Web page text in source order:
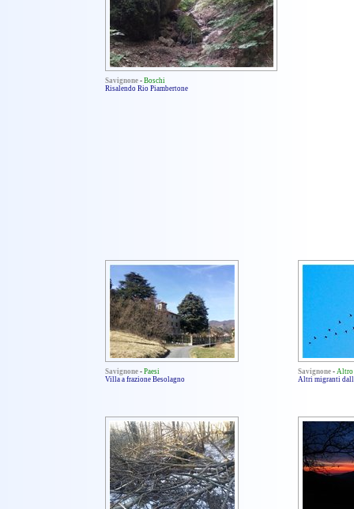
Savignone - Boschi
Risalendo Rio Piambertone
Savignone - Paesi
Villa a frazione Besolagno
Savignone - Altro
Altri migranti